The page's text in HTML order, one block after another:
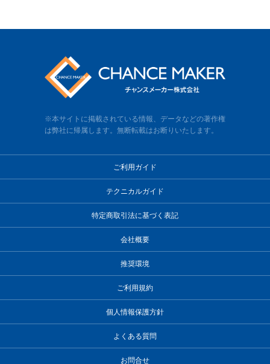
※本サイトに掲載されている情報、データなどの著作権
は弊社に帰属します。無断転載はお断りいたします。
ご利用ガイド
テクニカルガイド
特定商取引法に基づく表記
会社概要
推奨環境
ご利用規約
個人情報保護方針
よくある質問
お問合せ